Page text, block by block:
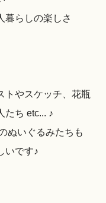
暮らしの楽しさ
トやスケッチ、花瓶
たち etc... ♪
ぬいぐるみたちも
いです♪